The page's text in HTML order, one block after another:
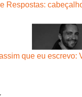
Respostas:
que eu escrevo: